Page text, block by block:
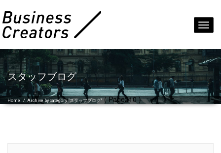
スタッフブログ
Home /Archive by category "スタッフブログ"( Page210 )